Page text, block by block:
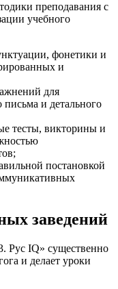
преподавания с
учебного
фонетики и
и
для
письма и детального
тесты, викторины и
постановкой
заведений
Рус IQ» существенно
и делает уроки